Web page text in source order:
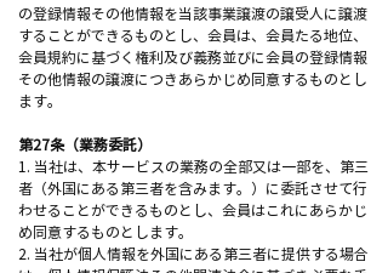
の登録情報その他情報を当該事業譲渡の譲受人に譲渡
することができるものとし、会員は、会員たる地位、
会員規約に基づく権利及び義務並びに会員の登録情報
その他情報の譲渡につきあらかじめ同意するものとし
ます。
第27条（業務委託）
1. 当社は、本サービスの業務の全部又は一部を、第三
者（外国にある第三者を含みます。）に委託させて行
わせることができるものとし、会員はこれにあらかじ
め同意するものとします。
2. 当社が個人情報を外国にある第三者に提供する場合